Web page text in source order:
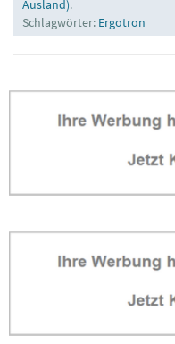
Ausland).
Schlagwörter: Ergotron